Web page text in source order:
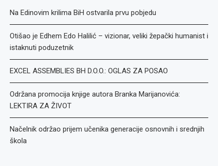
Na Edinovim krilima BiH ostvarila prvu pobjedu
Otišao je Edhem Edo Halilić – vizionar, veliki žepački humanist i
istaknuti poduzetnik
EXCEL ASSEMBLIES BH D.O.O.: OGLAS ZA POSAO
Održana promocija knjige autora Branka Marijanovića:
LEKTIRA ZA ŽIVOT
Načelnik održao prijem učenika generacije osnovnih i srednjih
škola